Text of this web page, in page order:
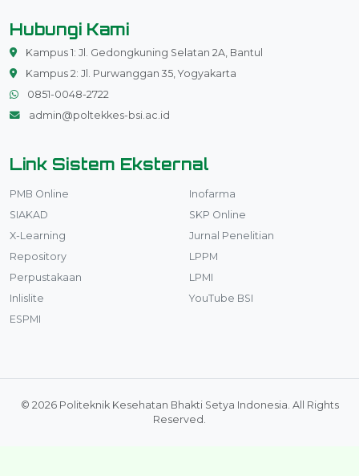
Hubungi Kami
Kampus 1: Jl. Gedongkuning Selatan 2A, Bantul
Kampus 2: Jl. Purwanggan 35, Yogyakarta
0851-0048-2722
admin@poltekkes-bsi.ac.id
Link Sistem Eksternal
PMB Online
SIAKAD
X-Learning
Repository
Perpustakaan
Inlislite
ESPMI
Inofarma
SKP Online
Jurnal Penelitian
LPPM
LPMI
YouTube BSI
© 2026 Politeknik Kesehatan Bhakti Setya Indonesia. All Rights
Reserved.